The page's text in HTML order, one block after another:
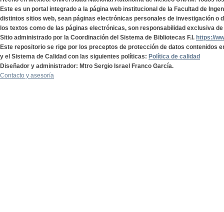
Este es un portal integrado a la página web institucional de la Facultad de
distintos sitios web, sean páginas electrónicas personales de investigación o
los textos como de las páginas electrónicas, son responsabilidad exclusiva
Sitio administrado por la Coordinación del Sistema de Bibliotecas F.I. https://
Este repositorio se rige por los preceptos de protección de datos contenidos
y el Sistema de Calidad con las siguientes políticas: Política de calidad
Diseñador y administrador: Mtro Sergio Israel Franco García.
Contacto y asesoría